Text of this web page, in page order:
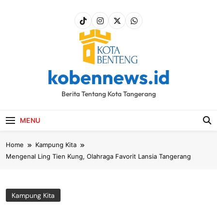
kobennews.id
Berita Tentang Kota Tangerang
MENU
Home
Kampung Kita
Mengenal Ling Tien Kung, Olahraga Favorit Lansia Tangerang
Kampung Kita